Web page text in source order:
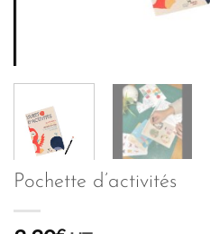
Pochette d’activités